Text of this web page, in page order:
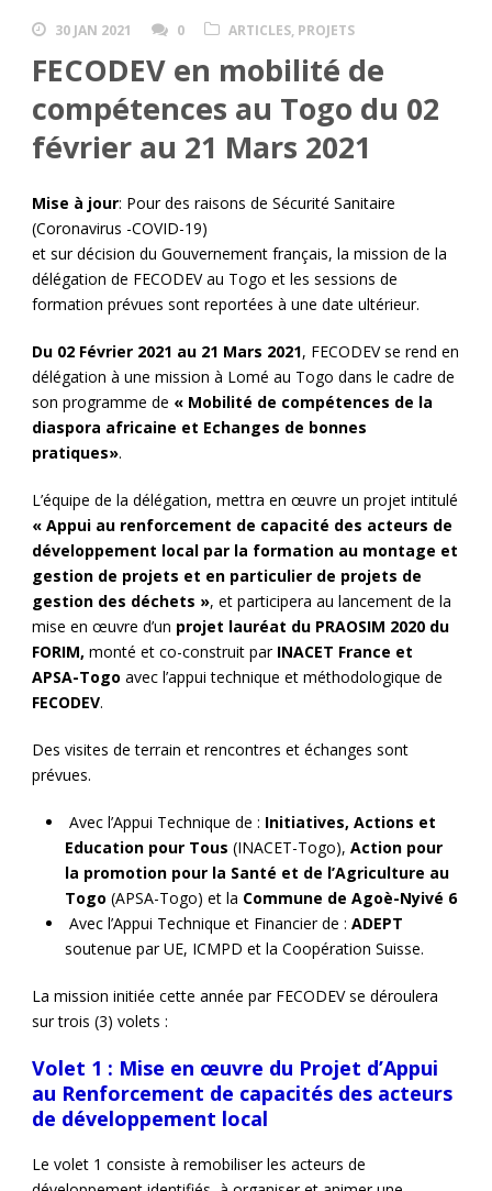
30 JAN 2021 0 ARTICLES, PROJETS
FECODEV en mobilité de
compétences au Togo du 02
février au 21 Mars 2021
Mise à jour: Pour des raisons de Sécurité Sanitaire
(Coronavirus -COVID-19)
et sur décision du Gouvernement français, la mission de la
délégation de FECODEV au Togo et les sessions de
formation prévues sont reportées à une date ultérieur.
Du 02 Février 2021 au 21 Mars 2021, FECODEV se rend en
délégation à une mission à Lomé au Togo dans le cadre de
son programme de « Mobilité de compétences de la
diaspora africaine et Echanges de bonnes
pratiques».
L’équipe de la délégation, mettra en œuvre un projet intitulé
« Appui au renforcement de capacité des acteurs de
développement local par la formation au montage et
gestion de projets et en particulier de projets de
gestion des déchets », et participera au lancement de la
mise en œuvre d’un projet lauréat du PRAOSIM 2020 du
FORIM, monté et co-construit par INACET France et
APSA-Togo avec l’appui technique et méthodologique de
FECODEV.
Des visites de terrain et rencontres et échanges sont
prévues.
Avec l’Appui Technique de : Initiatives, Actions et
Education pour Tous (INACET-Togo), Action pour
la promotion pour la Santé et de l’Agriculture au
Togo (APSA-Togo) et la Commune de Agoè-Nyivé 6
Avec l’Appui Technique et Financier de : ADEPT
soutenue par UE, ICMPD et la Coopération Suisse.
La mission initiée cette année par FECODEV se déroulera
sur trois (3) volets :
Volet 1 : Mise en œuvre du Projet d’Appui
au Renforcement de capacités des acteurs
de développement local
Le volet 1 consiste à remobiliser les acteurs de